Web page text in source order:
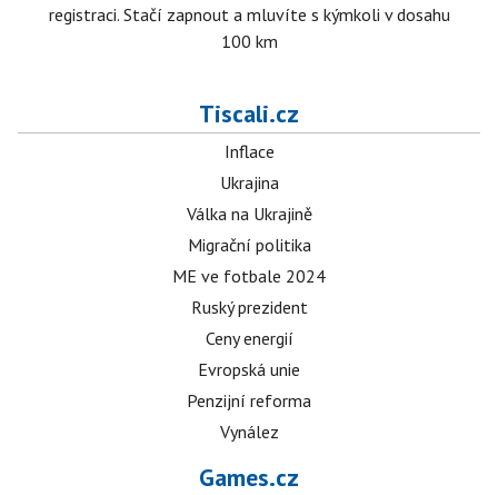
registraci. Stačí zapnout a mluvíte s kýmkoli v dosahu
100 km
Tiscali.cz
Inflace
Ukrajina
Válka na Ukrajině
Migrační politika
ME ve fotbale 2024
Ruský prezident
Ceny energií
Evropská unie
Penzijní reforma
Vynález
Games.cz